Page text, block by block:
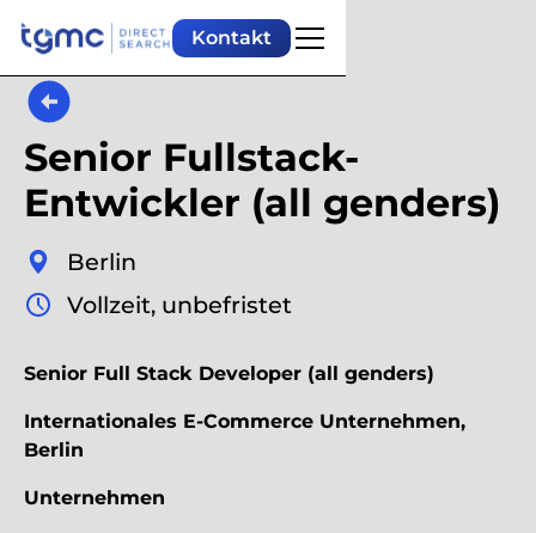
Kontakt
Senior Fullstack-
Entwickler (all genders)
Berlin
Vollzeit, unbefristet
Senior Full Stack Developer (all genders)
Internationales E-Commerce Unternehmen,
Berlin
Unternehmen